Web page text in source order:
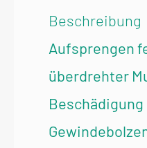
Beschreibung
Aufsprengen
überdrehter
Beschädigung